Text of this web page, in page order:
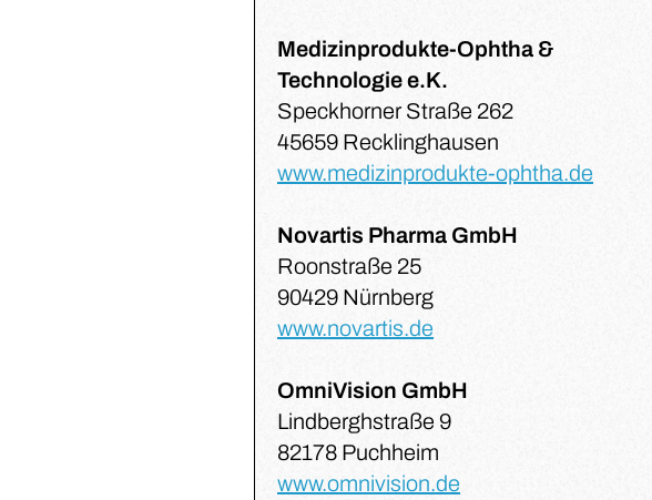
Medizinprodukte-Ophtha &
Technologie e.K.
Speckhorner Straße 262
45659 Recklinghausen
www.medizinprodukte-ophtha.de
Novartis Pharma GmbH
Roonstraße 25
90429 Nürnberg
www.novartis.de
OmniVision GmbH
Lindberghstraße 9
82178 Puchheim
www.omnivision.de